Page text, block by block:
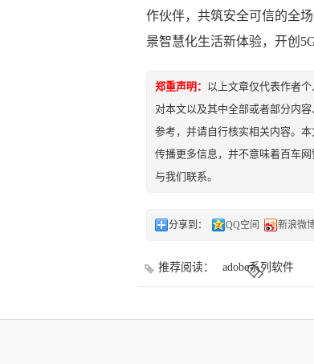
作伙伴，共筑安全可信的全
景智慧化生活新体验，开创
郑重声明： 以上文章仅代表作者
对本文以及其中全部或者部分内
参考，并请自行核实相关内容。
传播更多信息，并不意味着百车
与我们联系。
分享到： QQ空间 新浪微
推荐阅读： adobe系列软件